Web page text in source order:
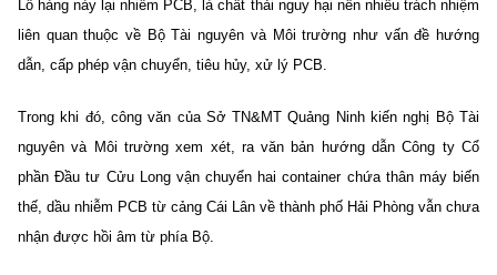
Lô hàng này lại nhiễm PCB, là chất thải nguy hại nên nhiều trách nhiệm
liên quan thuộc về Bộ Tài nguyên và Môi trường như vấn đề hướng
dẫn, cấp phép vận chuyển, tiêu hủy, xử lý PCB.
Trong khi đó, công văn của Sở TN&MT Quảng Ninh kiến nghị Bộ Tài
nguyên và Môi trường xem xét, ra văn bản hướng dẫn Công ty Cổ
phần Đầu tư Cửu Long vận chuyển hai container chứa thân máy biến
thế, dầu nhiễm PCB từ cảng Cái Lân về thành phố Hải Phòng vẫn chưa
nhận được hồi âm từ phía Bộ.